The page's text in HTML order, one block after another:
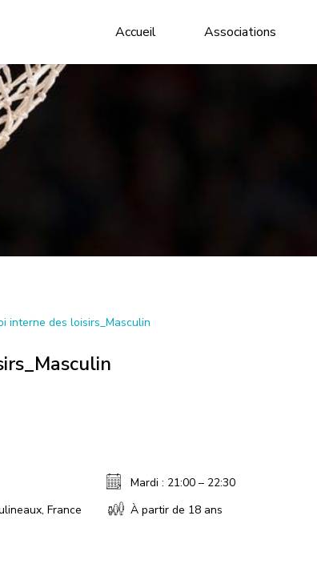
Accueil Associations
interne des loisirs_Masculin
France
Mardi : 21:00 – 22:30
À partir de 18 ans